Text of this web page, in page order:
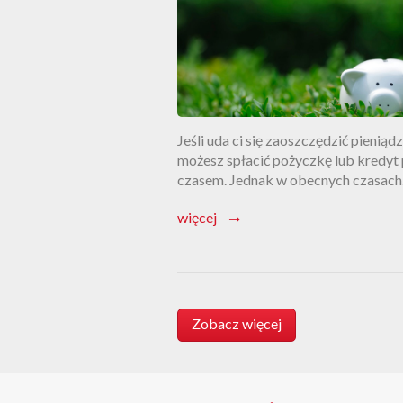
Jeśli uda ci się zaoszczędzić
możesz spłacić pożyczkę lub kredyt
czasem. Jednak w obecnych czasach
takie proste. Jak wiemy, są osoby,
Przeczytaj nasz artykuł i spłać […]
więcej ➞
Zobacz więcej